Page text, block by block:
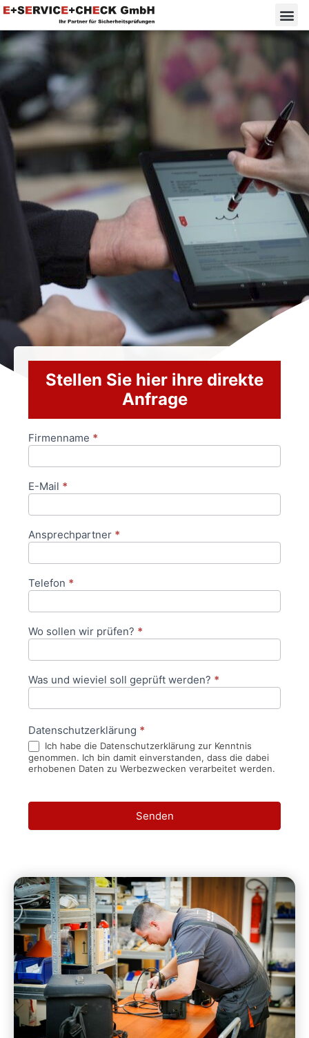
Stellen Sie hier ihre direkte
Anfrage
Anfrageformular
Firmenname *
E-Mail *
Ansprechpartner *
Telefon *
Wo sollen wir prüfen? *
Was und wieviel soll geprüft werden? *
Datenschutzerklärung *
Ich habe die Datenschutzerklärung zur Kenntnis
genommen. Ich bin damit einverstanden, dass die dabei
erhobenen Daten zu Werbezwecken verarbeitet werden.
Senden